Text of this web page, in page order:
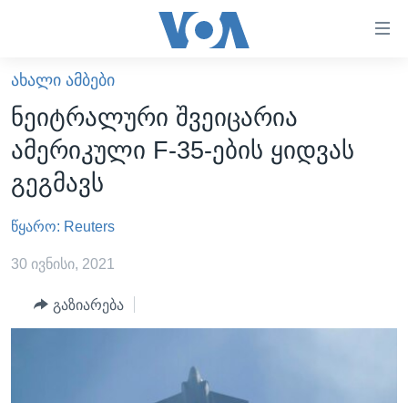
ხელმისაწვდომობისთვის
გადადით
მთავარზე
გადადით
მთავარ
ნავიგაციაზე
გადადით
ძიებაზე
ᲐᲮᲐᲚᲘ ᲐᲛᲑᲔᲑᲘ
ᲡᲐᲥᲐᲠᲗᲕᲔᲚᲝ
ᲐᲨᲨ
ᲐᲨᲨ-ᲘᲡ ᲐᲠᲩᲔᲕᲜᲔᲑᲘ 2024
ᲛᲡᲝᲤᲚᲘᲝ
ᲕᲘᲓᲔᲝᲔᲑᲘ
ᲒᲐᲓᲐᲪᲔᲛᲔᲑᲘ
ᲠᲣᲡᲔᲗᲘᲡ ᲨᲔᲭᲠᲐ ᲣᲙᲠᲐᲘᲜᲐᲨᲘ
ᲐᲮᲐᲚᲘ ᲐᲛᲑᲔᲑᲘ
ნეიტრალური შვეიცარია
ამერიკული F-35-ების ყიდვას
გეგმავს
წყარო: Reuters
30 ივნისი, 2021
გაზიარება